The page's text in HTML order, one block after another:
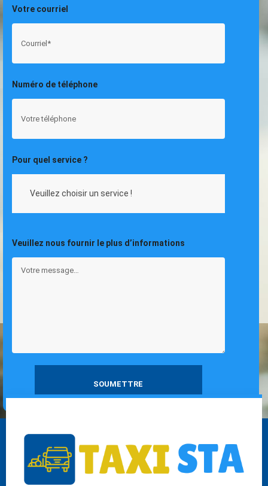
Votre courriel
Numéro de téléphone
Pour quel service ?
Veuillez nous fournir le plus d’informations